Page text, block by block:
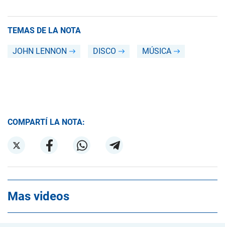
TEMAS DE LA NOTA
JOHN LENNON DISCO MÚSICA
COMPARTÍ LA NOTA:
Mas videos